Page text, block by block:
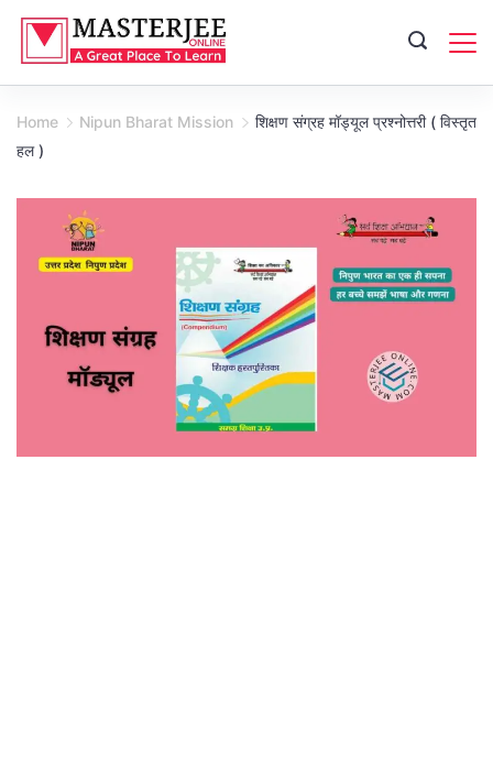
Skip
content
Home Nipun Bharat Mission
शिक्षण संग्रह मॉड्यूल प्रश्नोत्तरी ( विस्तृत
हल )